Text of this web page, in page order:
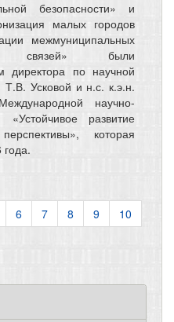
безопасности» и
малых городов
межмуниципальных
связей» были
директора по научной
Усковой и н.с. к.э.н.
научно-
«Устойчивое развитие
которая
6 7 8 9
10